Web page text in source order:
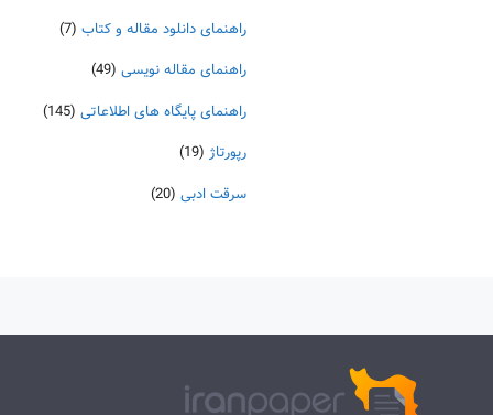
راهنمای دانلود مقاله و کتاب (7)
راهنمای مقاله نویسی (49)
راهنمای پایگاه های اطلاعاتی (145)
رپورتاژ (19)
سرقت ادبی (20)